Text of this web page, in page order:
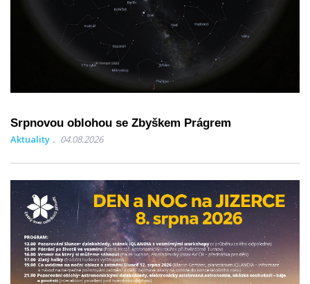
Srpnovou oblohou se Zbyškem Prágrem
Aktuality 04.08.2026